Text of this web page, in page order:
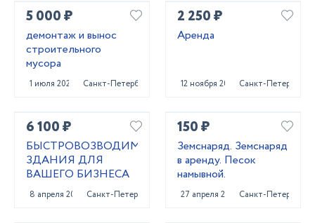
5 000 ₽
демонтаж и вынос
строительного
мусора
1 июля 2025 Санкт-Петербург
2 250 ₽
Аренда
12 ноября 2024 Санкт-Петербург
6 100 ₽
БЫСТРОВОЗВОДИМЫЕ
ЗДАНИЯ ДЛЯ
ВАШЕГО БИЗНЕСА
8 апреля 2022 Санкт-Петербург
150 ₽
Земснаряд. Земснаряд
в аренду. Песок
намывной.
27 апреля 2023 Санкт-Петербург